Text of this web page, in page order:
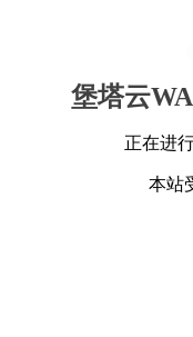
堡塔云
正在进
本站